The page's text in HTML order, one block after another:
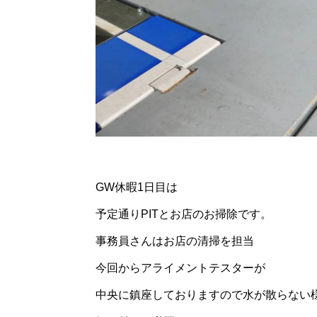
GW休暇1日目は
予定通りPITとお店のお掃除です。
事務員さんはお店の清掃を担当
今回からアライメントテスターが
中央に鎮座しておりますので水が散らない